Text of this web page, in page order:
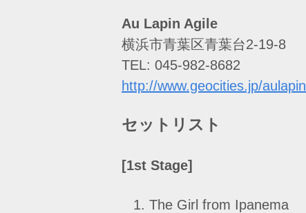
Au Lapin Agile
横浜市青葉区青葉台2-19-8
TEL: 045-982-8682
http://www.geocities.jp/
セットリスト
[1st Stage]
The Girl from Ipanema